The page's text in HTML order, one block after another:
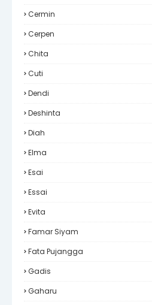
Cermin
Cerpen
Chita
Cuti
Dendi
Deshinta
Diah
Elma
Esai
Essai
Evita
Famar Siyam
Fata Pujangga
Gadis
Gaharu